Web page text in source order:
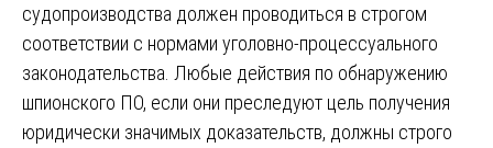
судопроизводства должен проводиться в строгом
соответствии с нормами уголовно-процессуального
законодательства. Любые действия по обнаружению
шпионского ПО, если они преследуют цель получения
юридически значимых доказательств, должны строго